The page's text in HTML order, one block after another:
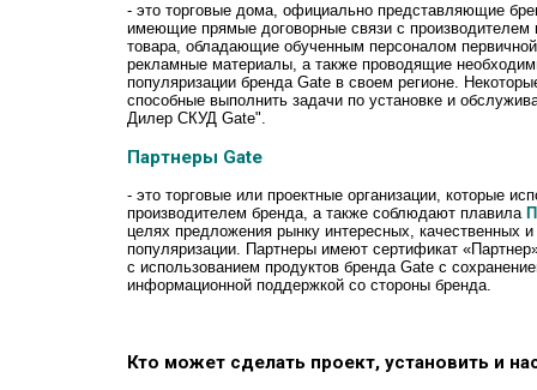
- это торговые дома, официально представляющие
имеющие прямые договорные связи с
товара, обладающие обученным персоналом
рекламные материалы, а также проводящие
популяризации бренда Gate в своем регионе.
способные выполнить задачи по установке и
Дилер СКУД Gate".
Партнеры Gate
- это торговые или проектные организации, которые
производителем бренда, а также соблюдают плавила
целях предложения рынку интересных,
популяризации. Партнеры имеют сертификат
с использованием продуктов бренда Gate с
информационной поддержкой со стороны бренда.
Кто может сделать проект, установить и